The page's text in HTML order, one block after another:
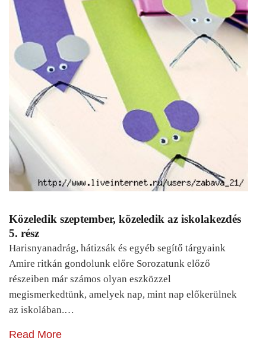
Közeledik szeptember, közeledik az iskolakezdés
5. rész
Harisnyanadrág, hátizsák és egyéb segítő tárgyaink
Amire ritkán gondolunk előre Sorozatunk előző
részeiben már számos olyan eszközzel
megismerkedtünk, amelyek nap, mint nap előkerülnek
az iskolában.…
Read More